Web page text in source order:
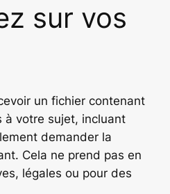
sur vos
un fichier contenant
à votre sujet, incluant
demander la
Cela ne prend pas en
légales ou pour des